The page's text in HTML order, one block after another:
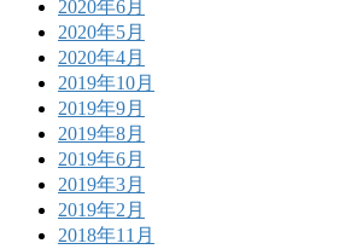
2020年6月
2020年5月
2020年4月
2019年10月
2019年9月
2019年8月
2019年6月
2019年3月
2019年2月
2018年11月